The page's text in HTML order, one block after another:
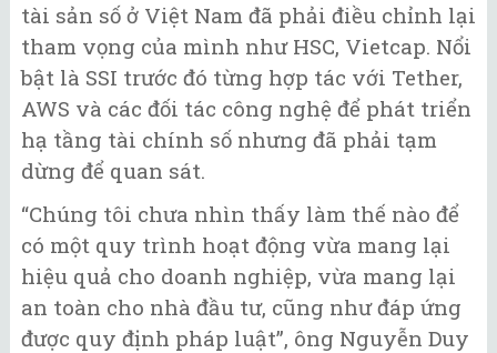
tài sản số ở Việt Nam đã phải điều chỉnh lại
tham vọng của mình như HSC, Vietcap. Nổi
bật là SSI trước đó từng hợp tác với Tether,
AWS và các đối tác công nghệ để phát triển
hạ tầng tài chính số nhưng đã phải tạm
dừng để quan sát.
“Chúng tôi chưa nhìn thấy làm thế nào để
có một quy trình hoạt động vừa mang lại
hiệu quả cho doanh nghiệp, vừa mang lại
an toàn cho nhà đầu tư, cũng như đáp ứng
được quy định pháp luật”, ông Nguyễn Duy